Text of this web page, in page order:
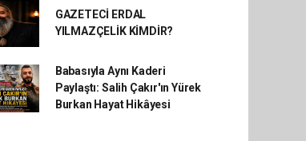
GAZETECİ ERDAL
YILMAZÇELİK KİMDİR?
Babasıyla Aynı Kaderi
Paylaştı: Salih Çakır'ın Yürek
Burkan Hayat Hikâyesi